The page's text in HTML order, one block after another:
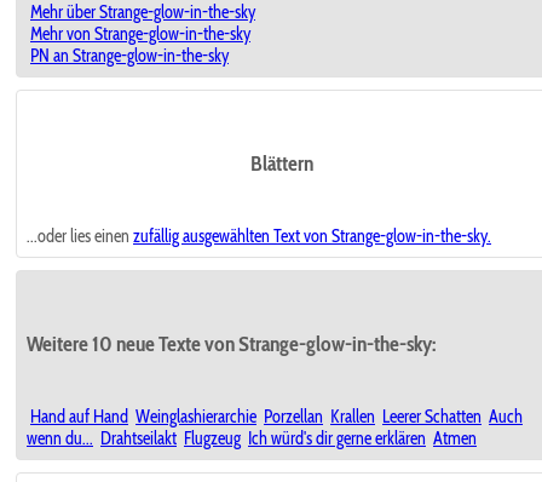
Mehr über Strange-glow-in-the-sky
Mehr von Strange-glow-in-the-sky
PN an Strange-glow-in-the-sky
Blättern
...oder lies einen zufällig ausgewählten Text von Strange-glow-in-the-sky.
Weitere 10 neue Texte von Strange-glow-in-the-sky:
Hand auf Hand Weinglashierarchie Porzellan Krallen Leerer Schatten Auch
wenn du... Drahtseilakt Flugzeug Ich würd's dir gerne erklären Atmen